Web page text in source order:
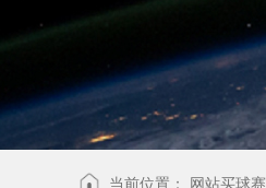
当前位置： 网站买球